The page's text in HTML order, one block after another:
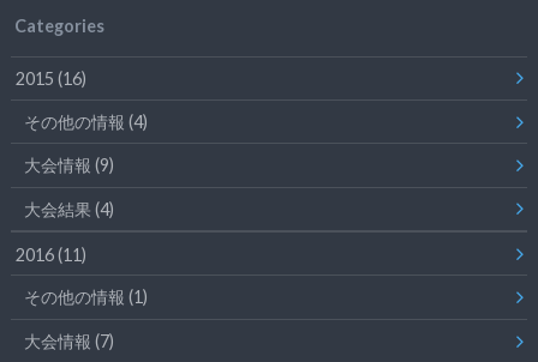
Categories
2015(16)
その他の情報(4)
大会情報(9)
大会結果(4)
2016(11)
その他の情報(1)
大会情報(7)